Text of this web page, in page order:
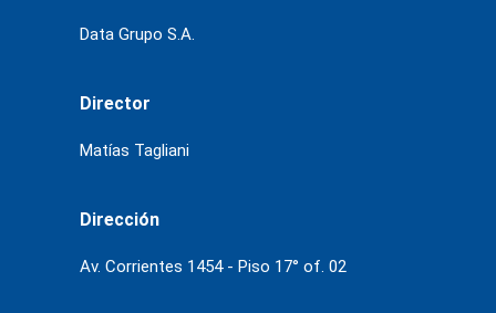
Data Grupo S.A.
Director
Matías Tagliani
Dirección
Av. Corrientes 1454 - Piso 17° of. 02